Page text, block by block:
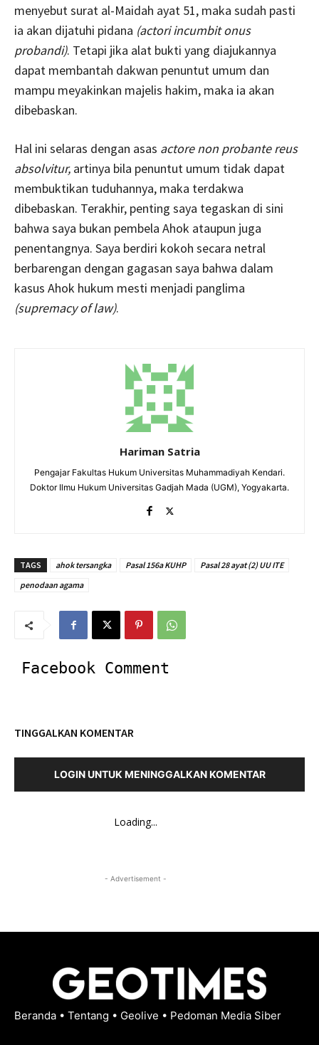
menyebut surat al-Maidah ayat 51, maka sudah pasti
ia akan dijatuhi pidana (actori incumbit onus
probandi). Tetapi jika alat bukti yang diajukannya
dapat membantah dakwan penuntut umum dan
mampu meyakinkan majelis hakim, maka ia akan
dibebaskan.
Hal ini selaras dengan asas actore non probante reus
absolvitur, artinya bila penuntut umum tidak dapat
membuktikan tuduhannya, maka terdakwa
dibebaskan. Terakhir, penting saya tegaskan di sini
bahwa saya bukan pembela Ahok ataupun juga
penentangnya. Saya berdiri kokoh secara netral
berbarengan dengan gagasan saya bahwa dalam
kasus Ahok hukum mesti menjadi panglima
(supremacy of law).
Hariman Satria
Pengajar Fakultas Hukum Universitas Muhammadiyah Kendari.
Doktor Ilmu Hukum Universitas Gadjah Mada (UGM), Yogyakarta.
TAGS ahok tersangka Pasal 156a KUHP
Pasal 28 ayat (2) UU ITE
penodaan agama
Facebook Comment
TINGGALKAN KOMENTAR
LOGIN UNTUK MENINGGALKAN KOMENTAR
Loading...
- Advertisement -
Beranda • Tentang • Geolive • Pedoman Media Siber